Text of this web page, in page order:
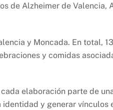
de Alzheimer de Valencia,
y Moncada. En total,
y comidas
elaboración parte de
y generar vínculos